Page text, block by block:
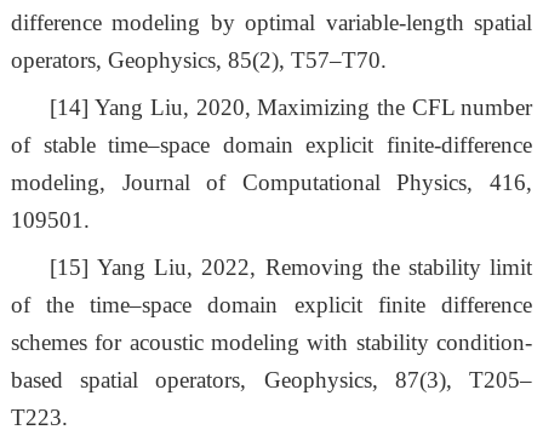
difference modeling by optimal variable-length spatial
operators, Geophysics, 85(2), T57–T70.
[14]Yang Liu, 2020, Maximizing the CFL number
of stable time–space domain explicit finite-difference
modeling, Journal of Computational Physics, 416,
109501.
[15]Yang Liu, 2022, Removing the stability limit
of the time–space domain explicit finite difference
schemes for acoustic modeling with stability condition-
based spatial operators, Geophysics, 87(3), T205–
T223.